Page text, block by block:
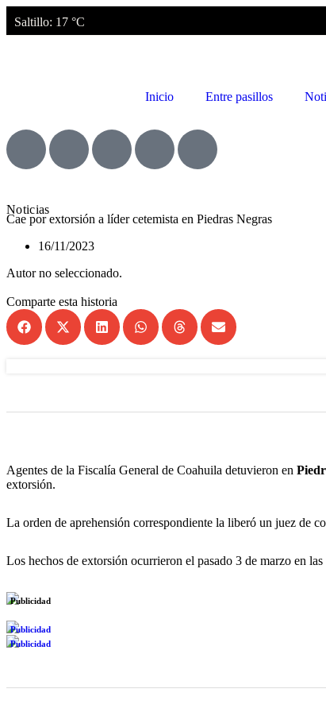
Saltillo: 17 °C
Inicio Entre pasillos
Noticias
Cae por extorsión a líder cetemista en Piedras Negras
16/11/2023
Autor no seleccionado.
Comparte esta historia
Agentes de la Fiscalía General de Coahuila detuvieron en
extorsión.
La orden de aprehensión correspondiente la liberó un juez de
Los hechos de extorsión ocurrieron el pasado 3 de marzo en las
Publicidad
Publicidad
Publicidad